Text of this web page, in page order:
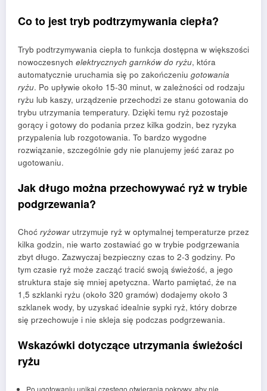
Co to jest tryb podtrzymywania ciepła?
Tryb podtrzymywania ciepła to funkcja dostępna w większości
nowoczesnych elektrycznych garnków do ryżu, która
automatycznie uruchamia się po zakończeniu gotowania
ryżu. Po upływie około 15-30 minut, w zależności od rodzaju
ryżu lub kaszy, urządzenie przechodzi ze stanu gotowania do
trybu utrzymania temperatury. Dzięki temu ryż pozostaje
gorący i gotowy do podania przez kilka godzin, bez ryzyka
przypalenia lub rozgotowania. To bardzo wygodne
rozwiązanie, szczególnie gdy nie planujemy jeść zaraz po
ugotowaniu.
Jak długo można przechowywać ryż w trybie
podgrzewania?
Choć ryżowar utrzymuje ryż w optymalnej temperaturze przez
kilka godzin, nie warto zostawiać go w trybie podgrzewania
zbyt długo. Zazwyczaj bezpieczny czas to 2-3 godziny. Po
tym czasie ryż może zacząć tracić swoją świeżość, a jego
struktura staje się mniej apetyczna. Warto pamiętać, że na
1,5 szklanki ryżu (około 320 gramów) dodajemy około 3
szklanek wody, by uzyskać idealnie sypki ryż, który dobrze
się przechowuje i nie skleja się podczas podgrzewania.
Wskazówki dotyczące utrzymania świeżości
ryżu
Po ugotowaniu unikaj częstego otwierania pokrywy, aby nie